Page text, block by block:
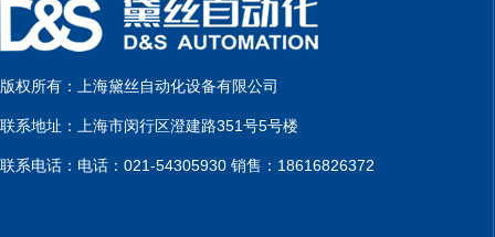
版权所有：上海黛丝自动化设备有限公司
联系地址：上海市闵行区澄建路351号5号楼
联系电话：电话：021-54305930 销售：18616826372